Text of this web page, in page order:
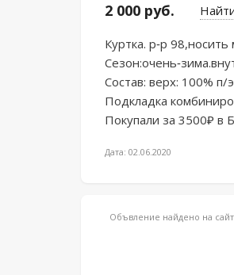
2 000 руб.
Куртка. р-р
Сезон:очень-
Состав: верх: 100% п/э
Подкладка
Покупали за 3500₽ в
Дата: 02.06.2020
Объвление найдено на